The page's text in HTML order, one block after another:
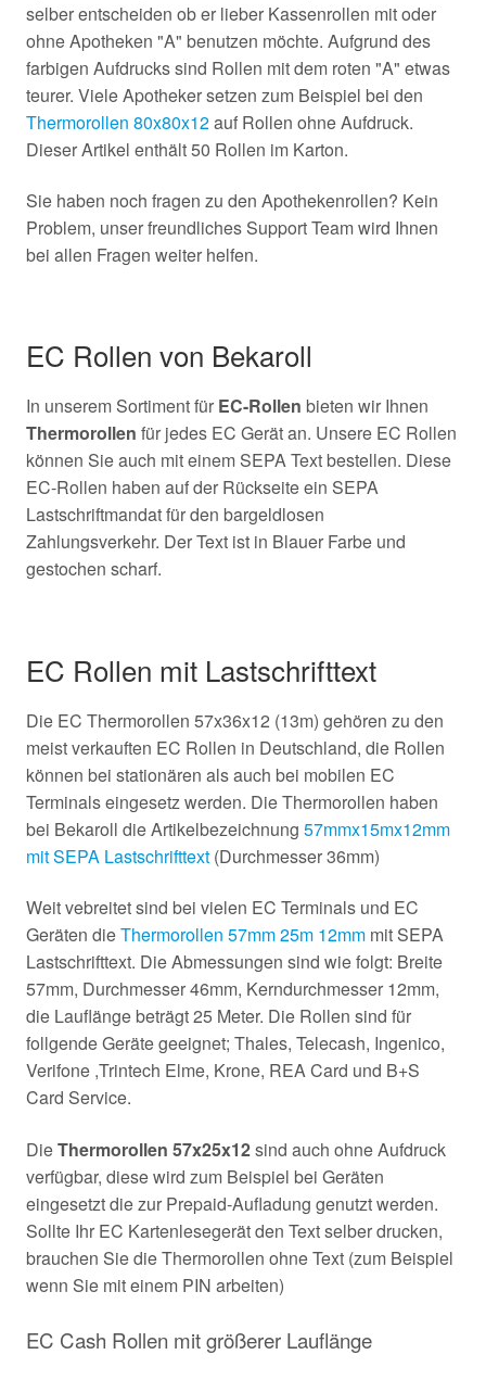
selber entscheiden ob er lieber Kassenrollen mit oder
ohne Apotheken "A" benutzen möchte. Aufgrund des
farbigen Aufdrucks sind Rollen mit dem roten "A" etwas
teurer. Viele Apotheker setzen zum Beispiel bei den
Thermorollen 80x80x12auf Rollen ohne Aufdruck.
Dieser Artikel enthält 50 Rollen im Karton.
Sie haben noch fragen zu den Apothekenrollen? Kein
Problem, unser freundliches Support Team wird Ihnen
bei allen Fragen weiter helfen.
EC Rollen von Bekaroll
In unserem Sortiment für EC-Rollen bieten wir Ihnen
Thermorollen für jedes EC Gerät an. Unsere EC Rollen
können Sie auch mit einem SEPA Text bestellen. Diese
EC-Rollen haben auf der Rückseite ein SEPA
Lastschriftmandat für den bargeldlosen
Zahlungsverkehr. Der Text ist in Blauer Farbe und
gestochen scharf.
EC Rollen mit Lastschrifttext
Die EC Thermorollen 57x36x12 (13m) gehören zu den
meist verkauften EC Rollen in Deutschland, die Rollen
können bei stationären als auch bei mobilen EC
Terminals eingesetz werden. Die Thermorollen haben
bei Bekaroll die Artikelbezeichnung 57mmx15mx12mm
mit SEPA Lastschrifttext (Durchmesser 36mm)
Weit vebreitet sind bei vielen EC Terminals und EC
Geräten dieThermorollen 57mm 25m 12mm mit SEPA
Lastschrifttext. Die Abmessungen sind wie folgt: Breite
57mm, Durchmesser 46mm, Kerndurchmesser 12mm,
die Lauflänge beträgt 25 Meter. Die Rollen sind für
follgende Geräte geeignet; Thales, Telecash, Ingenico,
Verifone ,Trintech Elme, Krone, REA Card und B+S
Card Service.
DieThermorollen 57x25x12sind auch ohne Aufdruck
verfügbar, diese wird zum Beispiel bei Geräten
eingesetzt die zur Prepaid-Aufladung genutzt werden.
Sollte Ihr EC Kartenlesegerät den Text selber drucken,
brauchen Sie die Thermorollen ohne Text (zum Beispiel
wenn Sie mit einem PIN arbeiten)
EC Cash Rollen mit größerer Lauflänge